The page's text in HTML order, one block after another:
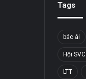
Tags
bác ái
Hội
LTT